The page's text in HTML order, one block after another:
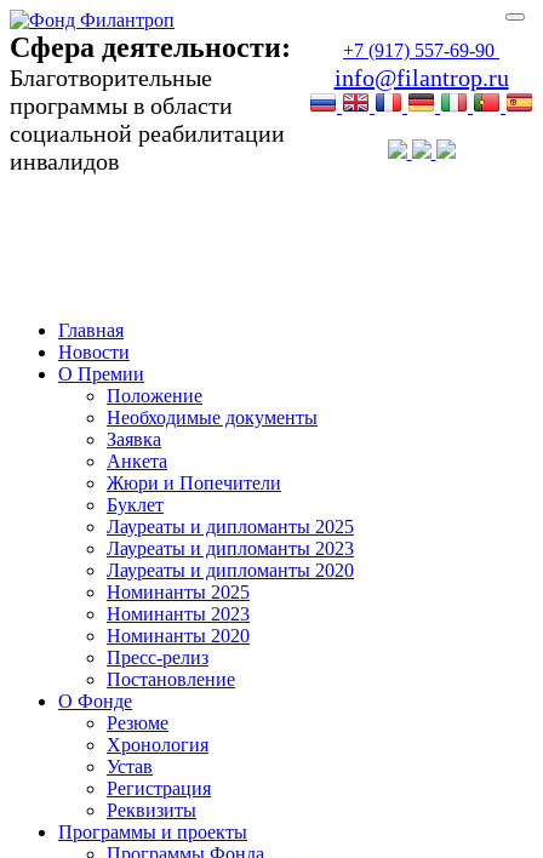
+7 (917) 557-69-90
info@filantrop.ru
Сфера деятельности:
Благотворительные
программы в области
социальной реабилитации
инвалидов
Главная
Новости
О Премии
Положение
Необходимые документы
Заявка
Анкета
Жюри и Попечители
Буклет
Лауреаты и дипломанты 2025
Лауреаты и дипломанты 2023
Лауреаты и дипломанты 2020
Номинанты 2025
Номинанты 2023
Номинанты 2020
Пресс-релиз
Постановление
О Фонде
Резюме
Хронология
Устав
Регистрация
Реквизиты
Программы и проекты
Программы Фонда